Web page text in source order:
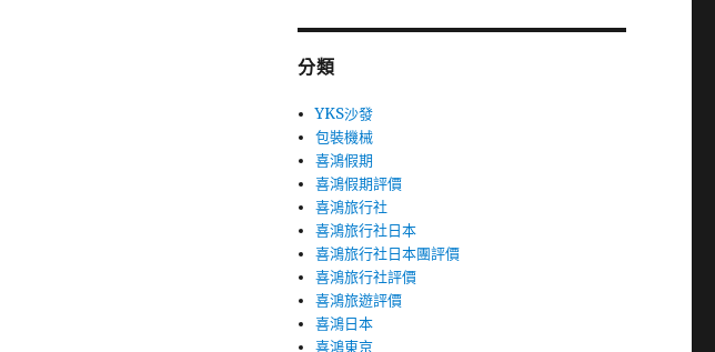
分類
YKS沙發
包裝機械
喜鴻假期
喜鴻假期評價
喜鴻旅行社
喜鴻旅行社日本
喜鴻旅行社日本團評價
喜鴻旅行社評價
喜鴻旅遊評價
喜鴻日本
喜鴻東京